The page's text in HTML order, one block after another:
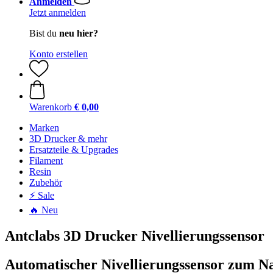
Jetzt anmelden
Bist du neu hier?
Konto erstellen
Warenkorb € 0,00
Marken
3D Drucker & mehr
Ersatzteile & Upgrades
Filament
Resin
Zubehör
⚡ Sale
🔥 Neu
Antclabs 3D Drucker Nivellierungssensor
Automatischer Nivellierungssensor zum